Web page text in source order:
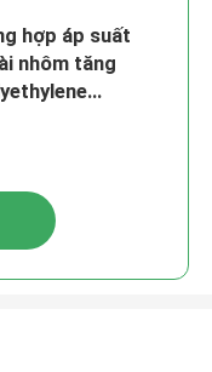
hợp áp suất
nhôm tăng